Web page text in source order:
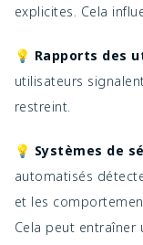
explicites. Cela
💡 Rapports des
utilisateurs
restreint.
💡 Systèmes de
automatisés
et les
Cela peut entraîner